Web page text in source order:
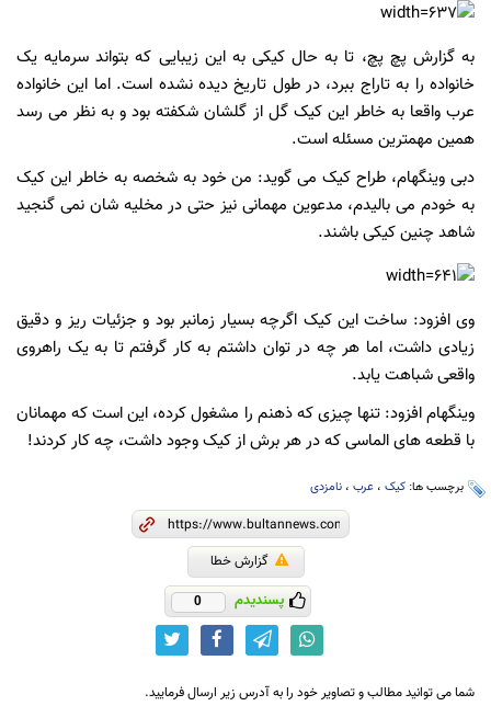
به گزارش پچ پچ، تا به حال کیکی به این زیبایی که بتواند سرمایه یک
خانواده را به تاراج ببرد، در طول تاریخ دیده نشده است. اما این خانواده
عرب واقعا به خاطر این کیک گل از گلشان شکفته بود و به نظر می رسد
همین مهمترین مسئله است.
دبی وینگهام، طراح کیک می گوید: من خود به شخصه به خاطر این کیک
به خودم می بالیدم، مدعوین مهمانی نیز حتی در مخلیه شان نمی گنجید
شاهد چنین کیکی باشند.
وی افزود: ساخت این کیک اگرچه بسیار زمانبر بود و جزئیات ریز و دقیق
زیادی داشت، اما هر چه در توان داشتم به کار گرفتم تا به یک راهروی
واقعی شباهت یابد.
وینگهام افزود: تنها چیزی که ذهنم را مشغول کرده، این است که مهمانان
با قطعه های الماسی که در هر برش از کیک وجود داشت، چه کار کردند!
برچسب ها: کیک ، عرب ، نامزدی
گزارش خطا
پسندیدم 0
شما می توانید مطالب و تصاویر خود را به آدرس زیر ارسال فرمایید.